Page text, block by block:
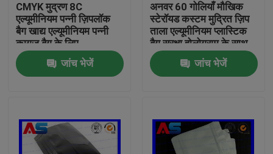
घर
हमारे बारे में
CMYK मुद्रण 8C
एल्यूमीनियम पन्नी ज़िपलॉक
बैग खाद्य एल्यूमीनियम पन्नी
कागज बैग के लिए
जांच भेजें
अनवर 60 गोलियाँ मौखिक
स्टेरॉयड कस्टम मुद्रित ज़िप
ताला एल्यूमीनियम प्लास्टिक
बैग सुरक्षा होलोग्राम के साथ
मुद्रण
जांच भेजें